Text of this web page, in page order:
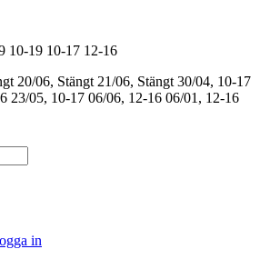
10-19 10-17 12-16
20/06, Stängt 21/06, Stängt 30/04, 10-17
23/05, 10-17 06/06, 12-16 06/01, 12-16
in